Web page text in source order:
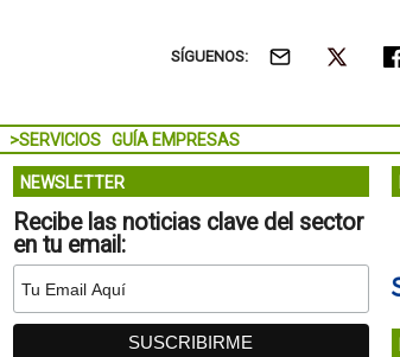
SÍGUENOS:
>SERVICIOS GUÍA EMPRESAS
NEWSLETTER
Recibe las noticias clave del sector
en tu email: